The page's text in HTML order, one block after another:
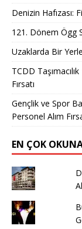
Denizin Hafızası:
121. Dönem Ögg
Uzaklarda Bir
TCDD
Fırsatı
Gençlik ve Spor
Personel Alım
EN ÇOK